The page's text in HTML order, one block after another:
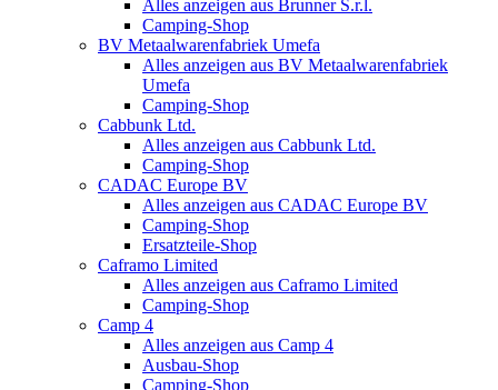
Alles anzeigen aus Brunner S.r.l.
Camping-Shop
BV Metaalwarenfabriek Umefa
Alles anzeigen aus BV Metaalwarenfabriek
Umefa
Camping-Shop
Cabbunk Ltd.
Alles anzeigen aus Cabbunk Ltd.
Camping-Shop
CADAC Europe BV
Alles anzeigen aus CADAC Europe BV
Camping-Shop
Ersatzteile-Shop
Caframo Limited
Alles anzeigen aus Caframo Limited
Camping-Shop
Camp 4
Alles anzeigen aus Camp 4
Ausbau-Shop
Camping-Shop